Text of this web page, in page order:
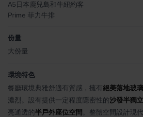
A5日本鹿兒島和牛紐約客
Prime 菲力牛排
份量
大份量
環境特色
餐廳環境典雅舒適有質感，擁有絕美落地玻璃
濃烈。設有提供一定程度隱密性的沙發半獨
亮通透的半戶外座位空間
。整體空間設計現